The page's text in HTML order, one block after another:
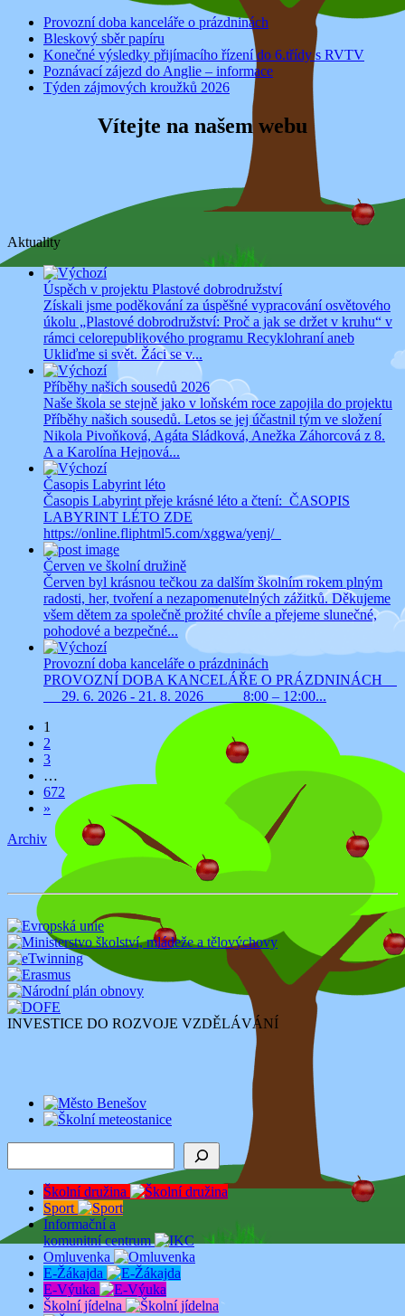
Provozní doba kanceláře o prázdninách
Bleskový sběr papíru
Konečné výsledky přijímacího řízení do 6.třídy s RVTV
Poznávací zájezd do Anglie – informace
Týden zájmových kroužků 2026
Vítejte na našem webu
Aktuality
Úspěch v projektu Plastové dobrodružství
Získali jsme poděkování za úspěšné vypracování osvětového
úkolu „Plastové dobrodružství: Proč a jak se držet v kruhu“ v
rámci celorepublikového programu Recyklohraní aneb
Ukliďme si svět. Žáci se v...
Příběhy našich sousedů 2026
Naše škola se stejně jako v loňském roce zapojila do projektu
Příběhy našich sousedů. Letos se jej účastnil tým ve složení
Nikola Pivoňková, Agáta Sládková, Anežka Záhorcová z 8.
A a Karolína Hejnová...
Časopis Labyrint léto
Časopis Labyrint přeje krásné léto a čtení: ČASOPIS
LABYRINT LÉTO ZDE
https://online.fliphtml5.com/xggwa/yenj/
Červen ve školní družině
Červen byl krásnou tečkou za dalším školním rokem plným
radosti, her, tvoření a nezapomenutelných zážitků. Děkujeme
všem dětem za společně prožité chvíle a přejeme slunečné,
pohodové a bezpečné...
Provozní doba kanceláře o prázdninách
PROVOZNÍ DOBA KANCELÁŘE O PRÁZDNINÁCH
29. 6. 2026 - 21. 8. 2026 8:00 – 12:00...
1
2
3
…
672
»
Archiv
INVESTICE DO ROZVOJE VZDĚLÁVÁNÍ
Školní družina
Sport
Informační a
komunitní centrum
Omluvenka
E-Žákajda
E-Výuka
Školní jídelna